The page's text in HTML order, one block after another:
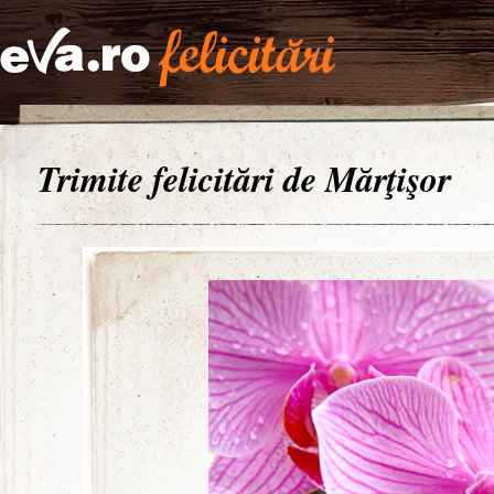
Trimite felicitări de Mărţişor